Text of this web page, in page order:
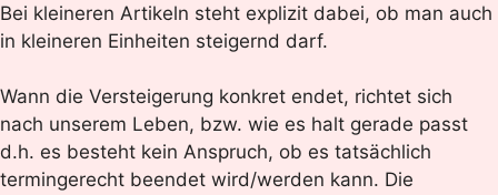
Bei kleineren Artikeln steht explizit dabei, ob man auch
in kleineren Einheiten steigernd darf.
Wann die Versteigerung konkret endet, richtet sich
nach unserem Leben, bzw. wie es halt gerade passt
d.h. es besteht kein Anspruch, ob es tatsächlich
termingerecht beendet wird/werden kann. Die